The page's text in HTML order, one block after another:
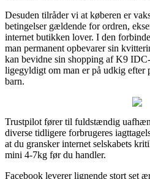
Desuden tilråder vi at køberen er
betingelser gældende for ordren,
internet butikken lover. I den
man permanent opbevarer sin
kan bevidne sin shopping af K9
ligegyldigt om man er på udkig efter
barn.
Trustpilot fører til fuldstændig
diverse tidligere forbrugeres
at du gransker internet selskabets
mini 4-7kg før du handler.
Facebook leverer lignende stort set